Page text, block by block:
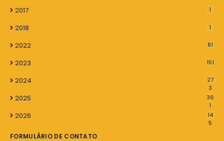
2017 1
2018 1
2022 81
2023 151
2024
27
3
2025
36
1
2026
14
5
FORMULÁRIO DE CONTATO